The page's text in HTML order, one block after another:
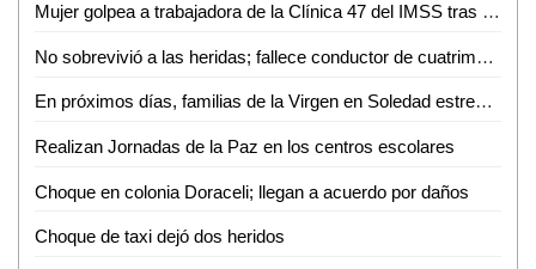
Mujer golpea a trabajadora de la Clínica 47 del IMSS tras discusión por consulta médica
No sobrevivió a las heridas; fallece conductor de cuatrimoto accidentado en Aquismón
En próximos días, familias de la Virgen en Soledad estrenarán consultorio, purificadora y parque urbano
Realizan Jornadas de la Paz en los centros escolares
Choque en colonia Doraceli; llegan a acuerdo por daños
Choque de taxi dejó dos heridos